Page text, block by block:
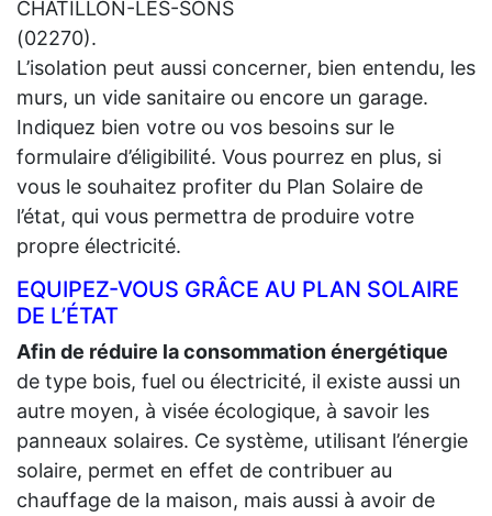
CHATILLON-LES-SONS
(02270).
L’isolation peut aussi concerner, bien entendu, les
murs, un vide sanitaire ou encore un garage.
Indiquez bien votre ou vos besoins sur le
formulaire d’éligibilité. Vous pourrez en plus, si
vous le souhaitez profiter du Plan Solaire de
l’état, qui vous permettra de produire votre
propre électricité.
EQUIPEZ-VOUS GRÂCE AU PLAN SOLAIRE
DE L’ÉTAT
Afin de réduire la consommation énergétique
de type bois, fuel ou électricité, il existe aussi un
autre moyen, à visée écologique, à savoir les
panneaux solaires. Ce système, utilisant l’énergie
solaire, permet en effet de contribuer au
chauffage de la maison, mais aussi à avoir de